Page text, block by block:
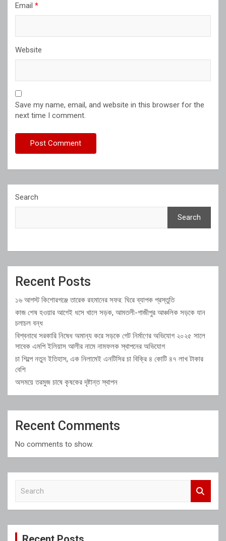
Email *
Website
Save my name, email, and website in this browser for the
next time I comment.
Search
Search
Recent Posts
১৬ আগস্ট কিশোরগঞ্জে তারেক রহমানের সফর: ঘিরে ব্যাপক প্রস্তুতি
কাজ শেষ হওয়ার আগেই ধসে খালে সড়ক, আমতলী-গাজীপুর আঞ্চলিক সড়কে যান
চলাচল বন্ধ
বিশ্বনাথে সরকারি নিষেধ অমান্য করে সড়কে গেট নির্মাণের অভিযোগ ২০২৫ সালে
সাবেক এমপি ইলিয়াস আলীর নামে নামফলক স্থাপনের অভিযোগ
চা শিল্পে নতুন ইতিহাস, এক নিলামেই এনটিসির চা বিক্রি ৪ কোটি ৪৭ লাখ টাকার
বেশি
অসময়ে তরমুজ চাষে কৃষকের দৃষ্টান্ত স্থাপন
Recent Comments
No comments to show.
c